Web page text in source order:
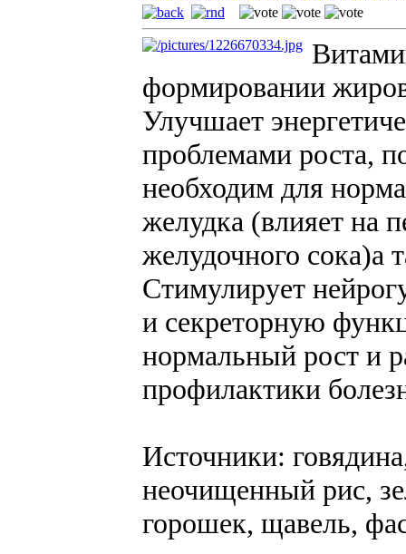
формировании
Улучшает
проблемами роста,
необходим для
желудка (влияет на
желудочного
Стимулирует
и секреторную
нормальный рост и
профилактики
Источники:
неочищенный рис,
горошек, щавель,